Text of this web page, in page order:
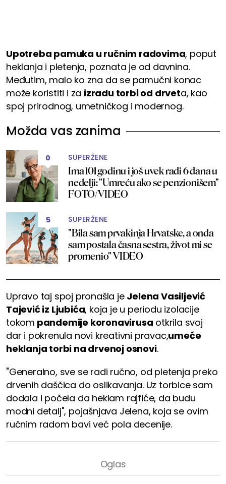
Upotreba pamuka u ručnim radovima, poput
heklanja i pletenja, poznata je od davnina.
Međutim, malo ko zna da se pamučni konac
može koristiti i za izradu torbi od drveta, kao
spoj prirodnog, umetničkog i modernog.
Možda vas zanima
0 SUPERŽENE
Ima 101 godinu i još uvek radi 6 dana u
nedelji: "Umreću ako se penzionišem"
FOTO/VIDEO
5 SUPERŽENE
"Bila sam prvakinja Hrvatske, a onda
sam postala časna sestra, život mi se
promenio" VIDEO
Upravo taj spoj pronašla je Jelena Vasiljević
Tajević iz Ljubića, koja je u periodu izolacije
tokom pandemije koronavirusa otkrila svoj
dar i pokrenula novi kreativni pravac,umeće
heklanja torbi na drvenoj osnovi.
"Generalno, sve se radi ručno, od pletenja preko
drvenih daščica do oslikavanja. Uz torbice sam
dodala i počela da heklam rajfiće, da budu
modni detalj", pojašnjava Jelena, koja se ovim
ručnim radom bavi već pola decenije.